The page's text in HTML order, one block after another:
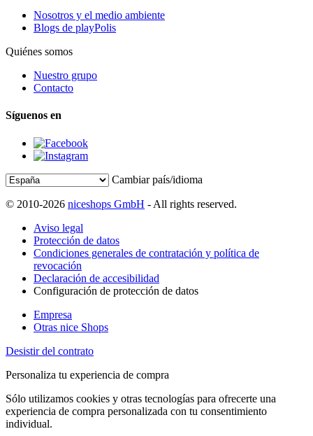
Nosotros y el medio ambiente
Blogs de playPolis
Quiénes somos
Nuestro grupo
Contacto
Síguenos en
Cambiar país/idioma
© 2010-2026 niceshops GmbH - All rights reserved.
Aviso legal
Protección de datos
Condiciones generales de contratación y política de
revocación
Declaración de accesibilidad
Configuración de protección de datos
Empresa
Otras nice Shops
Desistir del contrato
Personaliza tu experiencia de compra
Sólo utilizamos cookies y otras tecnologías para ofrecerte una
experiencia de compra personalizada con tu consentimiento
individual.